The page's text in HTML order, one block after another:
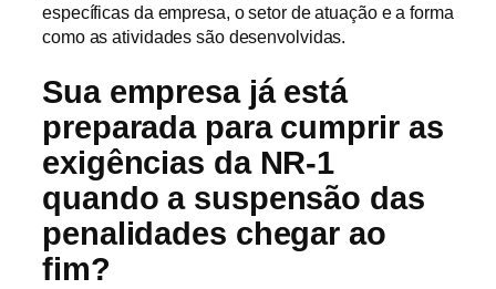
específicas da empresa, o setor de atuação e a forma
como as atividades são desenvolvidas.
Sua empresa já está
preparada para cumprir as
exigências da NR-1
quando a suspensão das
penalidades chegar ao
fim?